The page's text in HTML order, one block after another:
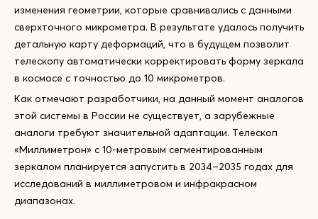
изменения геометрии, которые сравнивались с данными
сверхточного микрометра. В результате удалось получить
детальную карту деформаций, что в будущем позволит
телескопу автоматически корректировать форму зеркала
в космосе с точностью до 10 микрометров.
Как отмечают разработчики, на данный момент аналогов
этой системы в России не существует, а зарубежные
аналоги требуют значительной адаптации. Телескоп
«Миллиметрон» с 10-метровым сегментированным
зеркалом планируется запустить в 2034–2035 годах для
исследований в миллиметровом и инфракрасном
диапазонах.